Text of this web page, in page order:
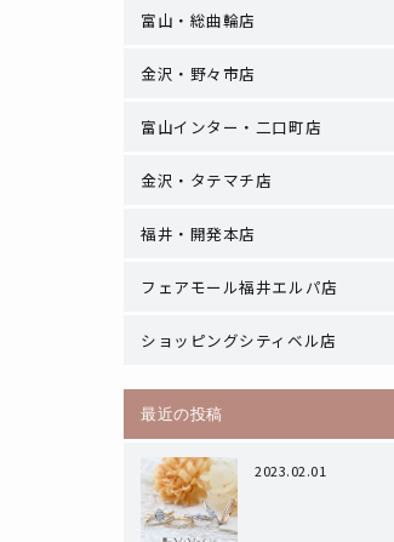
富山・総曲輪店
金沢・野々市店
富山インター・二口町店
金沢・タテマチ店
福井・開発本店
フェアモール福井エルパ店
ショッピングシティベル店
最近の投稿
2023.02.01